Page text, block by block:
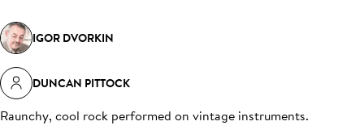
IGOR DVORKIN
DUNCAN PITTOCK
Raunchy, cool rock performed on vintage instruments.